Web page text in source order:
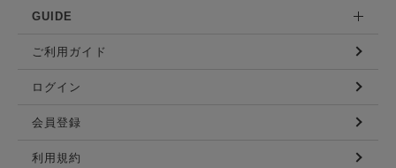
GUIDE
ご利用ガイド
ログイン
会員登録
利用規約